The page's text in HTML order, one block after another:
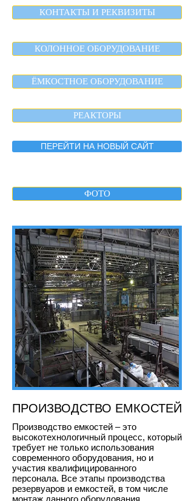
КОНТАКТЫ И РЕКВИЗИТЫ
КОЛОННОЕ ОБОРУДОВАНИЕ
ЁМКОСТНОЕ ОБОРУДОВАНИЕ
РЕАКТОРЫ
ПЕРЕЙТИ НА НОВЫЙ САЙТ
ФОТО
ПРОИЗВОДСТВО ЕМКОСТЕЙ
Производство емкостей – это
высокотехнологичный процесс, который
требует не только использования
современного оборудования, но и
участия квалифицированного
персонала. Все этапы производства
резервуаров и емкостей, в том числе
монтаж данного оборудования